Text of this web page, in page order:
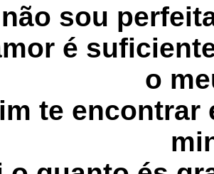
sou
é
o
te encontrar